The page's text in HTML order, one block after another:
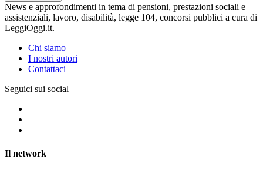
News e approfondimenti in tema di pensioni, prestazioni sociali e
assistenziali, lavoro, disabilità, legge 104, concorsi pubblici a cura di
LeggiOggi.it.
Chi siamo
I nostri autori
Contattaci
Seguici sui social
Il network